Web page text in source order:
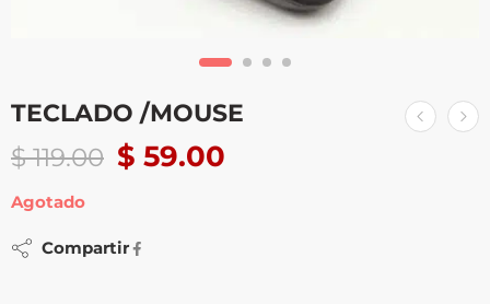
TECLADO /MOUSE
$119.00 $ 59.00
Agotado
Compartir